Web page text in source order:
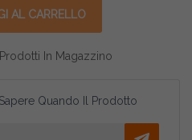
AL CARRELLO
In Magazzino
Quando Il Prodotto